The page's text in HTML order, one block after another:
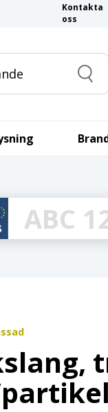
Kontakta
oss
Search